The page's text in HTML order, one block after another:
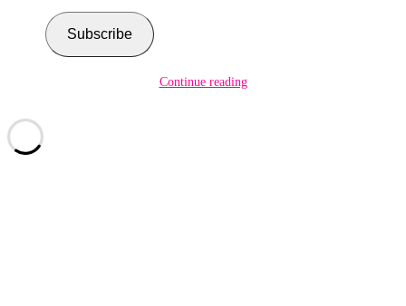
Subscribe
Continue reading